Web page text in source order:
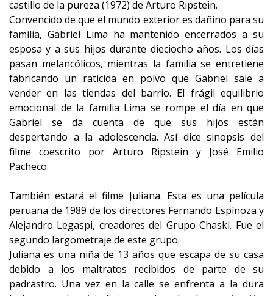
castillo de la pureza (1972) de Arturo Ripstein.
Convencido de que el mundo exterior es dañino para su
familia, Gabriel Lima ha mantenido encerrados a su
esposa y a sus hijos durante dieciocho años. Los días
pasan melancólicos, mientras la familia se entretiene
fabricando un raticida en polvo que Gabriel sale a
vender en las tiendas del barrio. El frágil equilibrio
emocional de la familia Lima se rompe el día en que
Gabriel se da cuenta de que sus hijos están
despertando a la adolescencia. Así dice sinopsis del
filme coescrito por Arturo Ripstein y José Emilio
Pacheco.
También estará el filme Juliana. Esta es una película
peruana de 1989 de los directores Fernando Espìnoza y
Alejandro Legaspi, creadores del Grupo Chaski. Fue el
segundo largometraje de este grupo.
Juliana es una niña de 13 años que escapa de su casa
debido a los maltratos recibidos de parte de su
padrastro. Una vez en la calle se enfrenta a la dura